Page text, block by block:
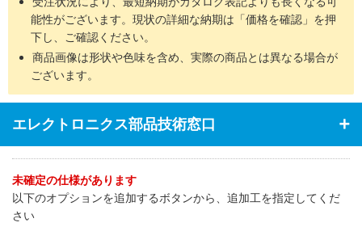
能性がございます。現状の詳細な納期は「価格を確認」を押
下し、ご確認ください。
商品画像は形状や色味を含め、実際の商品とは異なる場合が
ございます。
エレクトロニクス部品技術窓口
未確定の仕様があります
以下のオプションを追加するボタンから、追加工を指定してくだ
さい